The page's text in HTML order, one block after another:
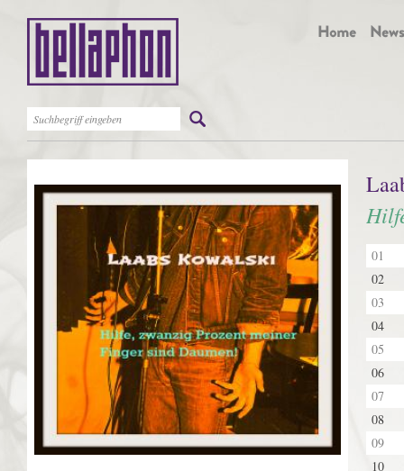
01
02
03
04
05
06
07
08
09
10